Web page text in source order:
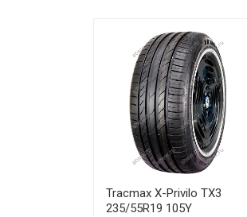
Tracmax X-Privilo TX3
235/55R19 105Y